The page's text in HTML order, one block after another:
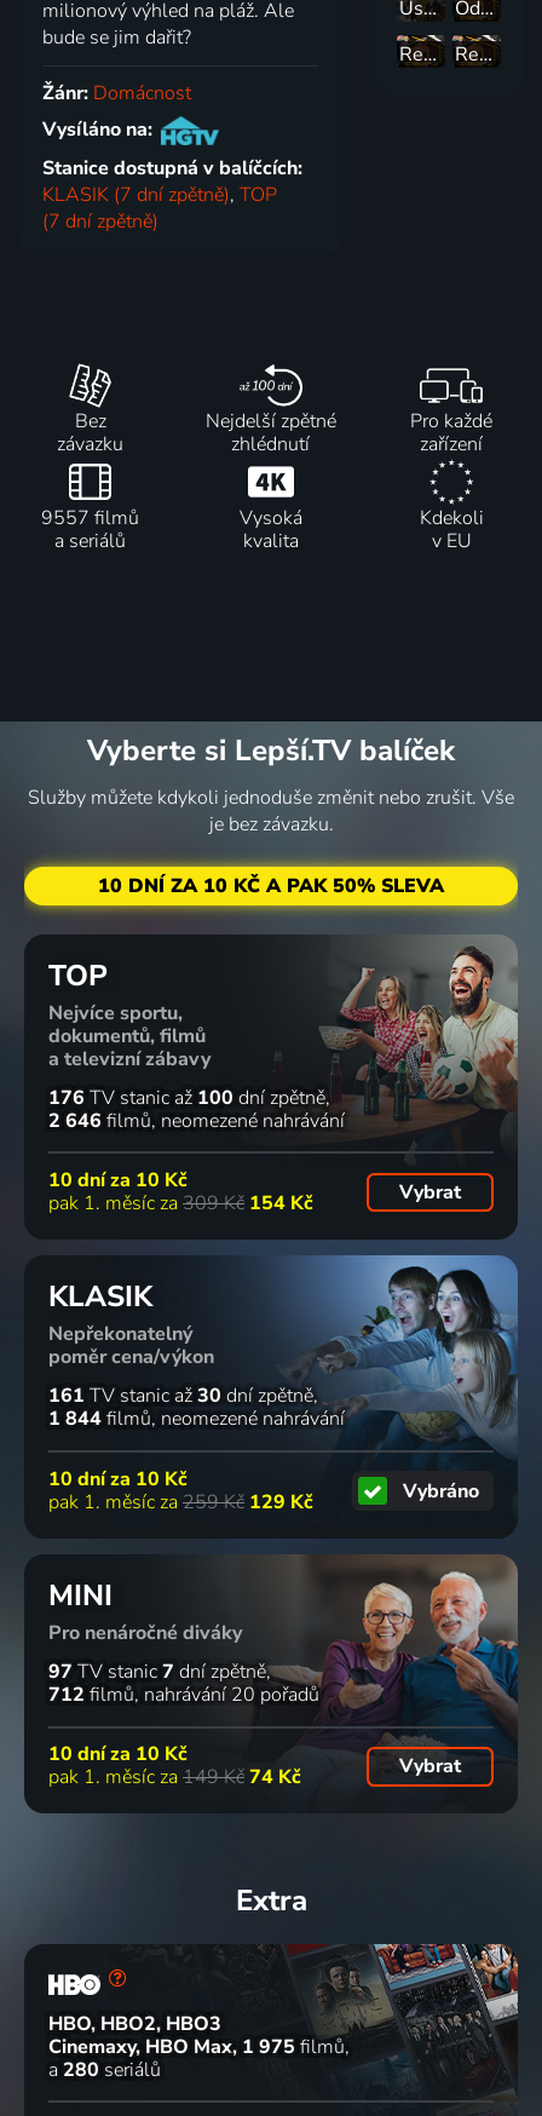
milionový výhled na pláž. Ale
bude se jim dařit?
Žánr: Domácnost
Vysíláno na:
Stanice dostupná v balíčcích:
KLASIK (7 dní zpětně),TOP
(7 dní zpětně)
Úspěch, nebo fiasko?
Odpad, nebo poklad?
Renovace ve Městě hříchu
Renovace jako zlatý důl
Bez
závazku
Nejdelší zpětné
zhlédnutí
Pro každé
zařízení
9557 filmů
a seriálů
Vysoká
kvalita
Kdekoli
v EU
Vyberte si Lepší.TV balíček
Služby můžete kdykoli jednoduše změnit nebo zrušit. Vše
je bez závazku.
10 DNÍ ZA 10 KČ A PAK 50% SLEVA
TOP
Nejvíce sportu,
dokumentů, filmů
a televizní zábavy
176 TV stanic až 100 dní zpětně
2 646 filmů neomezené nahrávání
10 dní za 10 Kč
pak 1. měsíc za 309 Kč 154 Kč Vybrat
KLASIK
Nepřekonatelný
poměr cena/výkon
161 TV stanic až30 dní zpětně
1 844filmů neomezené nahrávání
10 dní za 10 Kč
pak 1. měsíc za 259 Kč 129 Kč Vybráno
MINI
Pro nenáročné diváky
97 TV stanic7 dní zpětně
712 filmů nahrávání 20 pořadů
10 dní za 10 Kč
pak 1. měsíc za 149 Kč74 Kč Vybrat
Extra
HBO, HBO2, HBO3
Cinemaxy, HBO Max 1 975 filmů
a 280 seriálů